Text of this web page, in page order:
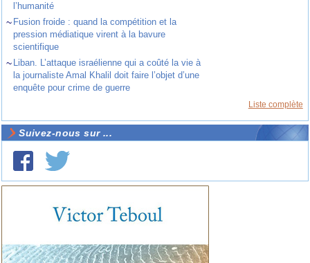
l’humanité
~ Fusion froide : quand la compétition et la
pression médiatique virent à la bavure
scientifique
~ Liban. L’attaque israélienne qui a coûté la vie à
la journaliste Amal Khalil doit faire l’objet d’une
enquête pour crime de guerre
Liste complète
Suivez-nous sur ...